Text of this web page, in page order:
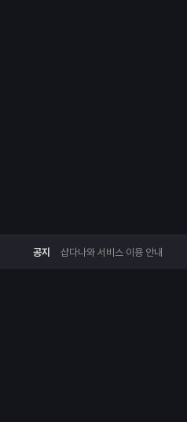
공지 샵다나와 서비스 이용 안내